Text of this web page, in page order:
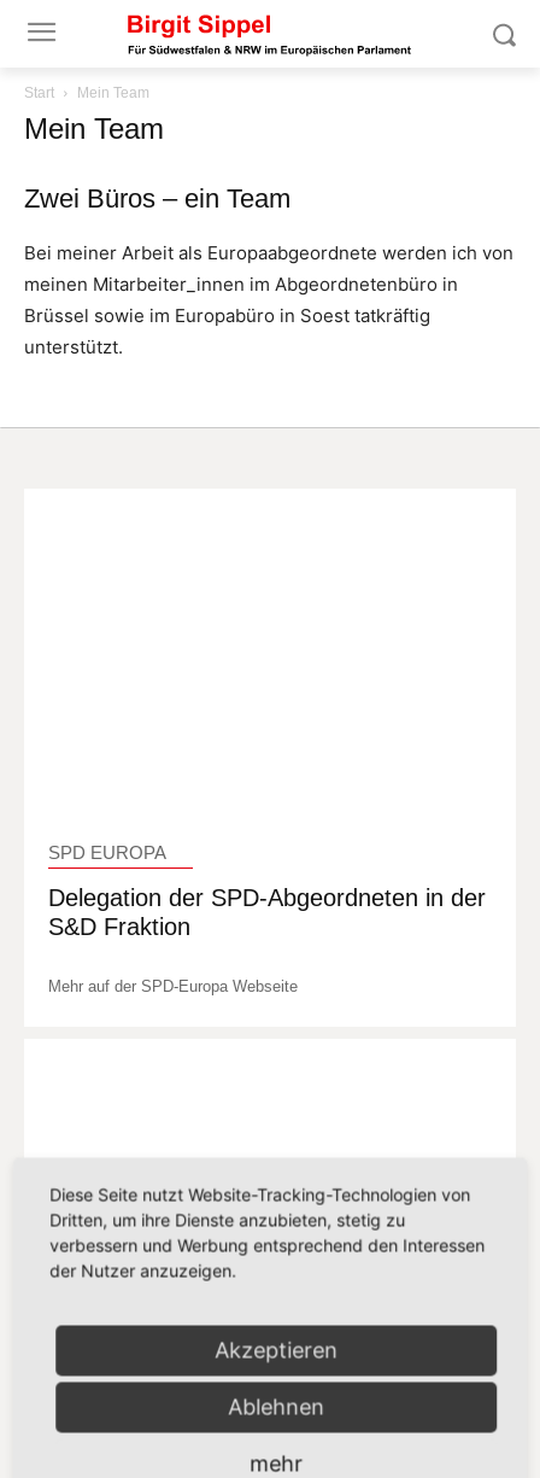
Start Mein Team
Mein Team
Zwei Büros – ein Team
Bei meiner Arbeit als Europaabgeordnete werden ich von
meinen Mitarbeiter_innen im Abgeordnetenbüro in
Brüssel sowie im Europabüro in Soest tatkräftig
unterstützt.
SPD EUROPA
Delegation der SPD-Abgeordneten in der
S&D Fraktion
Mehr auf der SPD-Europa Webseite
S&D-FRAKTION IM EU-PARLAMENT
Diese Seite nutzt Website-Tracking-Technologien von
Dritten, um ihre Dienste anzubieten, stetig zu
verbessern und Werbung entsprechend den Interessen
der Nutzer anzuzeigen.
Akzeptieren
Ablehnen
mehr